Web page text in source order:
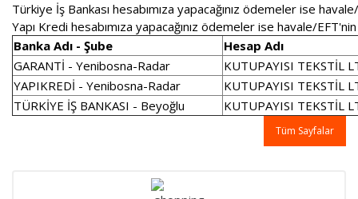
Türkiye İş Bankası hesabımıza yapacağınız ödemeler ise
Yapı Kredi hesabımıza yapacağınız ödemeler ise havale/
Banka Adı - Şube
Hesap Adı
GARANTİ - Yenibosna-Radar
KUTUPAYISI TEKSTİL
YAPIKREDİ - Yenibosna-Radar
KUTUPAYISI TEKSTİL
TÜRKİYE İŞ BANKASI - Beyoğlu
KUTUPAYISI TEKSTİL
Tüm Sayfalar